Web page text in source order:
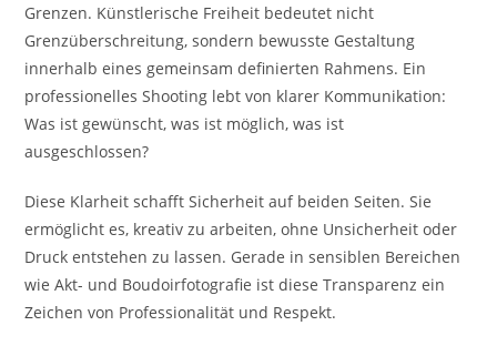
Grenzen. Künstlerische Freiheit bedeutet nicht
Grenzüberschreitung, sondern bewusste Gestaltung
innerhalb eines gemeinsam definierten Rahmens. Ein
professionelles Shooting lebt von klarer Kommunikation:
Was ist gewünscht, was ist möglich, was ist
ausgeschlossen?
Diese Klarheit schafft Sicherheit auf beiden Seiten. Sie
ermöglicht es, kreativ zu arbeiten, ohne Unsicherheit oder
Druck entstehen zu lassen. Gerade in sensiblen Bereichen
wie Akt- und Boudoirfotografie ist diese Transparenz ein
Zeichen von Professionalität und Respekt.